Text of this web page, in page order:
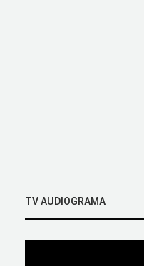
TV AUDIOGRAMA